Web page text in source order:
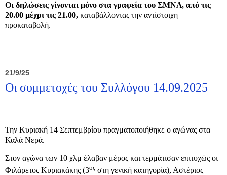
Οι δηλώσεις γίνονται μόνο στα γραφεία του ΣΜΝΛ, από τις
20.00 μέχρι τις 21.00, καταβάλλοντας την αντίστοιχη
προκαταβολή.
21/9/25
Οι συμμετοχές του Συλλόγου 14.09.2025
Την Κυριακή 14 Σεπτεμβρίου πραγματοποιήθηκε ο αγώνας στα
Καλά Νερά.
Στον αγώνα των 10 χλμ έλαβαν μέρος και τερμάτισαν επιτυχώς οι
Φιλάρετος Κυριακάκης (3ος στη γενική κατηγορία), Αστέριος